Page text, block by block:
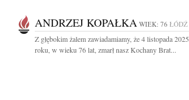
ANDRZEJ KOPAŁKA WIEK: 76 ŁÓDŹ
Z głębokim żalem zawiadamiamy, że 4 listopada 2025
roku, w wieku 76 lat, zmarł nasz Kochany Brat...